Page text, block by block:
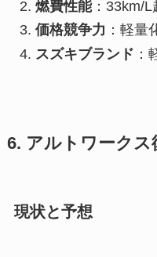
燃費性能：33km/L
価格競争力 ：軽量
スズキブランド ：
6. アルトワークス
現状と予想